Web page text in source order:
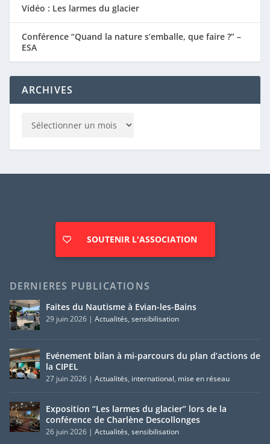
Vidéo : Les larmes du glacier
Conférence “Quand la nature s’emballe, que faire ?” –
ESA
ARCHIVES
SOUTENIR L'ASSOCIATION
DERNIERES PUBLICATIONS
Faites du Nautisme à Evian-les-Bains
29 juin 2026| Actualités, sensibilisation
Evénement bilan à mi-parcours du plan d’actions de
la CIPEL
27 juin 2026| Actualités, international, mise en réseau
Exposition “Les larmes du glacier” lors de la
conférence de Charlène Descollonges
26 juin 2026| Actualités, sensibilisation